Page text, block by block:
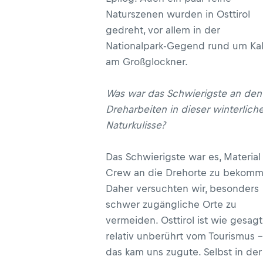
Naturszenen wurden in Osttirol
gedreht, vor allem in der
Nationalpark-Gegend rund um
am Großglockner.
Was war das Schwierigste an den
Dreharbeiten in dieser
Naturkulisse?
Das Schwierigste war es,
Crew an die Drehorte zu
Daher versuchten wir, besonders
schwer zugängliche Orte zu
vermeiden. Osttirol ist wie gesagt
relativ unberührt vom Tourismus –
das kam uns zugute. Selbst in der